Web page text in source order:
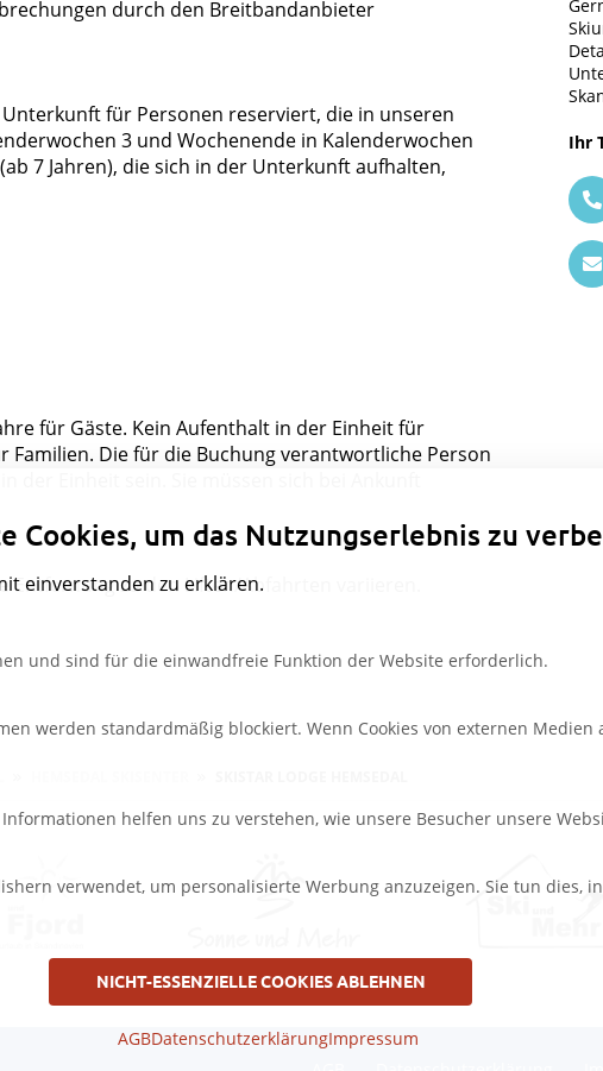
durch den Breitbandanbieter
für Personen reserviert, die in unseren
3 und Wochenende in Kalenderwochen
7 Jahren), die sich in der Unterkunft aufhalten,
für Gäste. Kein Aufenthalt in der Einheit für
Familien. Die für die Buchung verantwortliche Person
zu den Liften/Abfahrten variieren.
Ihr
um das Nutzungserlebnis zu
einverstanden zu erklären.
und sind für die einwandfreie Funktion der Website erforderlich.
werden standardmäßig blockiert. Wenn Cookies von externen
helfen uns zu verstehen, wie unsere Besucher unsere
verwendet, um personalisierte Werbung anzuzeigen. Sie tun dies,
NICHT-ESSENZIELLE COOKIES ABLEHNEN
AGBDatenschutzerklärungImpressum